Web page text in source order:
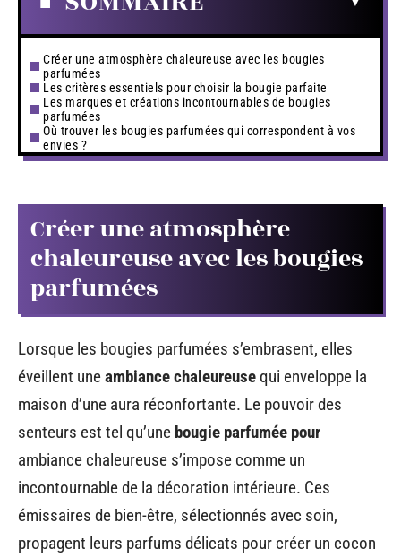
Créer une atmosphère chaleureuse avec les bougies
parfumées
Les critères essentiels pour choisir la bougie parfaite
Les marques et créations incontournables de bougies
parfumées
Où trouver les bougies parfumées qui correspondent à vos
envies ?
Créer une atmosphère
chaleureuse avec les bougies
parfumées
Lorsque les bougies parfumées s’embrasent, elles
éveillent uneambiance chaleureusequi enveloppe la
maison d’une aura réconfortante. Le pouvoir des
senteurs est tel qu’une bougie parfumée pour
ambiance chaleureuse s’impose comme un
incontournable de la décoration intérieure. Ces
émissaires de bien-être, sélectionnés avec soin,
propagent leurs parfums délicats pour créer un cocon